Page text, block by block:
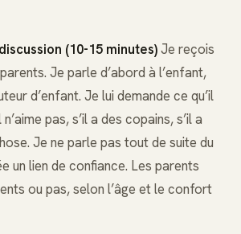
(10-15 minutes)Je reçois
Je parle d’abord à l’enfant,
d’enfant. Je lui demande ce qu’il
pas, s’il a des copains, s’il a
Je ne parle pas tout de suite du
un lien de confiance. Les parents
ou pas, selon l’âge et le confort